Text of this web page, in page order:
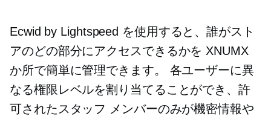
Ecwid by Lightspeed を使用すると、誰がスト
アのどの部分にアクセスできるかを XNUMX
か所で簡単に管理できます。 各ユーザーに異
なる権限レベルを割り当てることができ、許
可されたスタッフ メンバーのみが機密情報や